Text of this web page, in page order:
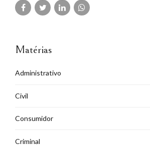
Matérias
Administrativo
Civil
Consumidor
Criminal